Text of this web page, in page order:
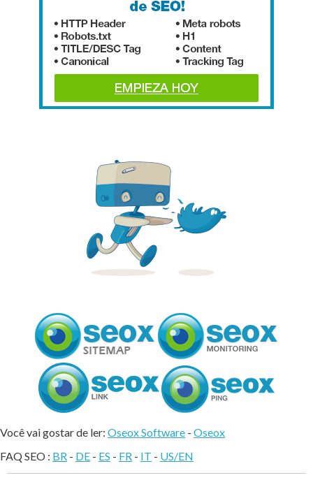
Você vai gostar de ler: Oseox Software - Oseox
FAQ SEO : BR - DE - ES - FR - IT - US/EN